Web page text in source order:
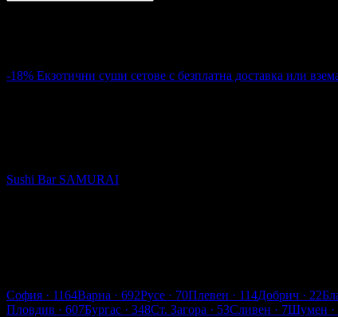
-18% Екзотични суши сетове с безплатна доставка или
Sushi Bar SAMURAI
София · 1164Варна · 692Русе · 70Плевен · 114Добрич · 22
Пловдив · 607Бургас · 348Ст. Загора · 53Сливен · 7Шумен